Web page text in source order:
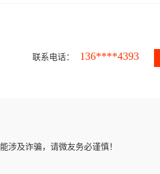
联系电话： 136****4393
涉及诈骗，请微友务必谨慎！